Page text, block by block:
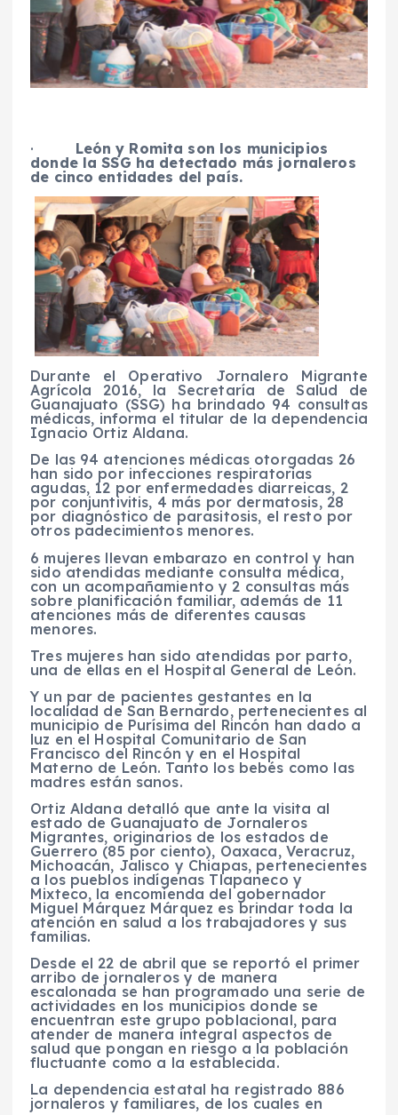
· León y Romita son los municipios
donde la SSG ha detectado más jornaleros
de cinco entidades del país.
Durante el Operativo Jornalero Migrante
Agrícola 2016, la Secretaría de Salud de
Guanajuato (SSG) ha brindado 94 consultas
médicas, informa el titular de la dependencia
Ignacio Ortiz Aldana.
De las 94 atenciones médicas otorgadas 26
han sido por infecciones respiratorias
agudas, 12 por enfermedades diarreicas, 2
por conjuntivitis, 4 más por dermatosis, 28
por diagnóstico de parasitosis, el resto por
otros padecimientos menores.
6 mujeres llevan embarazo en control y han
sido atendidas mediante consulta médica,
con un acompañamiento y 2 consultas más
sobre planificación familiar, además de 11
atenciones más de diferentes causas
menores.
Tres mujeres han sido atendidas por parto,
una de ellas en el Hospital General de León.
Y un par de pacientes gestantes en la
localidad de San Bernardo, pertenecientes al
municipio de Purísima del Rincón han dado a
luz en el Hospital Comunitario de San
Francisco del Rincón y en el Hospital
Materno de León. Tanto los bebés como las
madres están sanos.
Ortiz Aldana detalló que ante la visita al
estado de Guanajuato de Jornaleros
Migrantes, originarios de los estados de
Guerrero (85 por ciento), Oaxaca, Veracruz,
Michoacán, Jalisco y Chiapas, pertenecientes
a los pueblos indígenas Tlapaneco y
Mixteco, la encomienda del gobernador
Miguel Márquez Márquez es brindar toda la
atención en salud a los trabajadores y sus
familias.
Desde el 22 de abril que se reportó el primer
arribo de jornaleros y de manera
escalonada se han programado una serie de
actividades en los municipios donde se
encuentran este grupo poblacional, para
atender de manera integral aspectos de
salud que pongan en riesgo a la población
fluctuante como a la establecida.
La dependencia estatal ha registrado 886
jornaleros y familiares, de los cuales en